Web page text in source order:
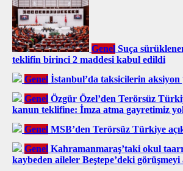
Genel Suça
teklifin birinci 2 maddesi kabul edildi
Genel İstanbul’da taksicilerin aksiyon
Genel Özgür Özel’den Terörsüz
kanun teklifine: İmza atma gayretimiz
Genel MSB’den Terörsüz Türkiye
Genel Kahramanmaraş’taki okul
kaybeden aileler Beştepe’deki görüşmeyi